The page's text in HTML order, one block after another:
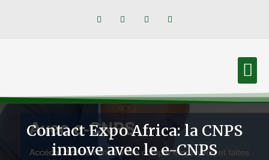
Contact Expo Africa: la CNPS
innove avec le e-CNPS